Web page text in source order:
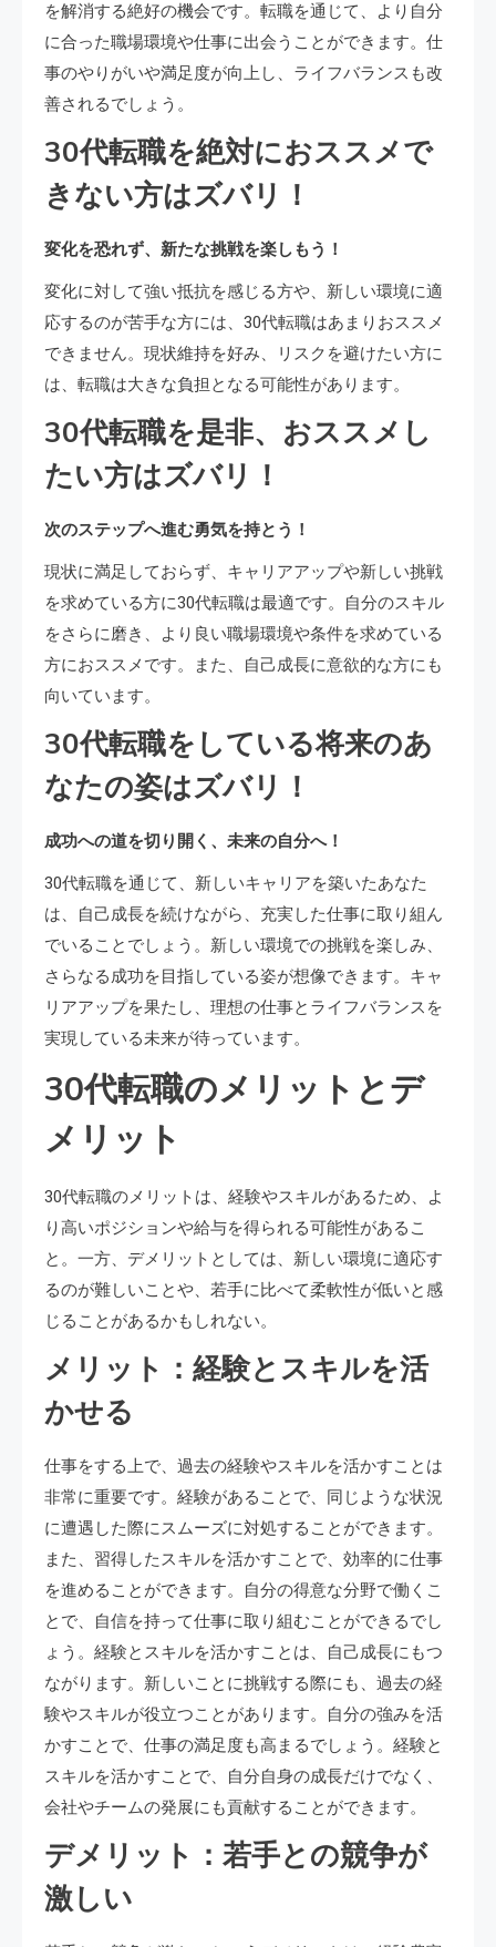
を解消する絶好の機会です。転職を通じて、より自分
に合った職場環境や仕事に出会うことができます。仕
事のやりがいや満足度が向上し、ライフバランスも改
善されるでしょう。
30代転職を絶対におススメで
きない方はズバリ！
変化を恐れず、新たな挑戦を楽しもう！
変化に対して強い抵抗を感じる方や、新しい環境に適
応するのが苦手な方には、30代転職はあまりおススメ
できません。現状維持を好み、リスクを避けたい方に
は、転職は大きな負担となる可能性があります。
30代転職を是非、おススメし
たい方はズバリ！
次のステップへ進む勇気を持とう！
現状に満足しておらず、キャリアアップや新しい挑戦
を求めている方に30代転職は最適です。自分のスキル
をさらに磨き、より良い職場環境や条件を求めている
方におススメです。また、自己成長に意欲的な方にも
向いています。
30代転職をしている将来のあ
なたの姿はズバリ！
成功への道を切り開く、未来の自分へ！
30代転職を通じて、新しいキャリアを築いたあなた
は、自己成長を続けながら、充実した仕事に取り組ん
でいることでしょう。新しい環境での挑戦を楽しみ、
さらなる成功を目指している姿が想像できます。キャ
リアアップを果たし、理想の仕事とライフバランスを
実現している未来が待っています。
30代転職のメリットとデ
メリット
30代転職のメリットは、経験やスキルがあるため、よ
り高いポジションや給与を得られる可能性があるこ
と。一方、デメリットとしては、新しい環境に適応す
るのが難しいことや、若手に比べて柔軟性が低いと感
じることがあるかもしれない。
メリット：経験とスキルを活
かせる
仕事をする上で、過去の経験やスキルを活かすことは
非常に重要です。経験があることで、同じような状況
に遭遇した際にスムーズに対処することができます。
また、習得したスキルを活かすことで、効率的に仕事
を進めることができます。自分の得意な分野で働くこ
とで、自信を持って仕事に取り組むことができるでし
ょう。経験とスキルを活かすことは、自己成長にもつ
ながります。新しいことに挑戦する際にも、過去の経
験やスキルが役立つことがあります。自分の強みを活
かすことで、仕事の満足度も高まるでしょう。経験と
スキルを活かすことで、自分自身の成長だけでなく、
会社やチームの発展にも貢献することができます。
デメリット：若手との競争が
激しい